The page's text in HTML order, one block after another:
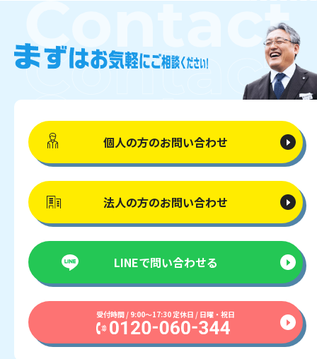
個人の方のお問い合わせ
法人の方のお問い合わせ
LINEで問い合わせる
受付時間 / 9:00〜17:30 定休日 / 日曜・祝日